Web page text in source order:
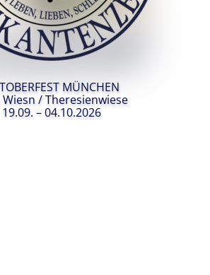
MÜNCHEN
Wiesn / Theresienwiese
19.09. – 04.10.2026